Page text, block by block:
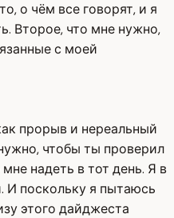
о чём все говорят, и я
Второе, что мне нужно,
с моей
прорыв и нереальный
чтобы ты проверил
надеть в тот день. Я в
поскольку я пытаюсь
этого дайджеста